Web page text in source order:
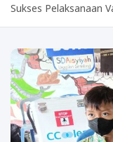
Sukses Pelaksanaan